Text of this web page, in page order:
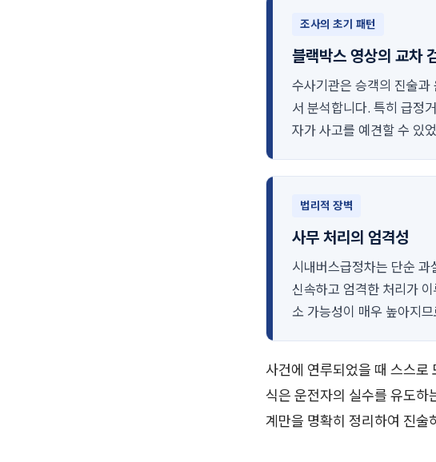
조사의 초기 패턴
블랙박스 영상의 교차
수사기관은 승객의 진술
서 분석합니다. 특히 급정
자가 사고를 예견할 수 있
법리적 장벽
사무 처리의 엄격성
시내버스급정차는 단순
신속하고 엄격한 처리가
소 가능성이 매우 높아지
사건에 연루되었을 때 스스
식은 운전자의 실수를 유도하
계만을 명확히 정리하여 진술